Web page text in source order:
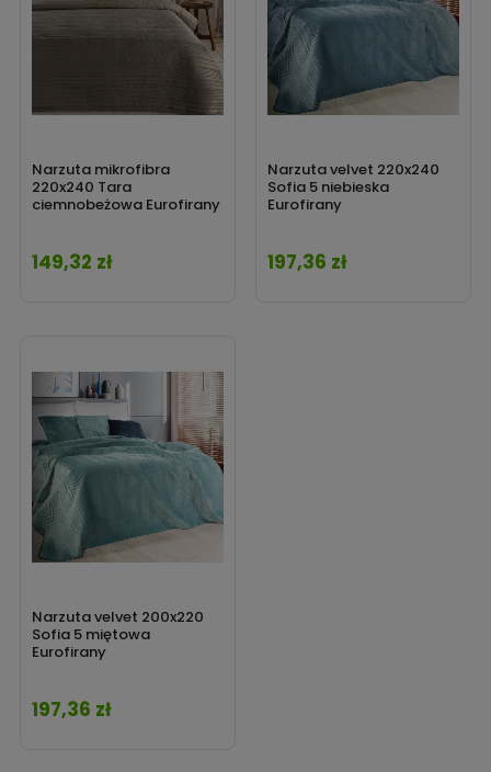
Narzuta mikrofibra
220x240 Tara
ciemnobeżowa Eurofirany
Cena
149,32 zł
Narzuta velvet 220x240
Sofia 5 niebieska
Eurofirany
Cena
197,36 zł
Narzuta velvet 200x220
Sofia 5 miętowa
Eurofirany
Cena
197,36 zł